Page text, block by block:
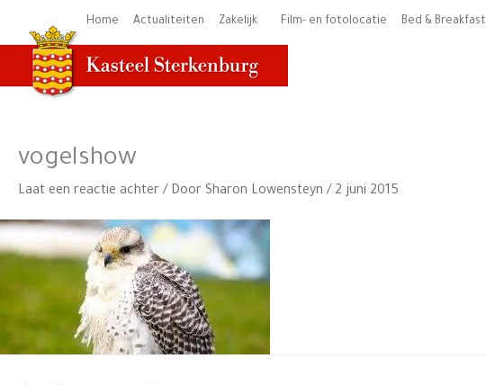
inhoud
Home Actualiteiten Zakelijk Film- en fotolocatie Bed & Breakfast
vogelshow
Laat een reactie achter / Door Sharon Lowensteyn / 2 juni 2015